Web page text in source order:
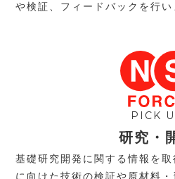
や検証、フィードバックを行い
PICK
研究・
基礎研究開発に関する情報を
に向けた技術の検証や原材料